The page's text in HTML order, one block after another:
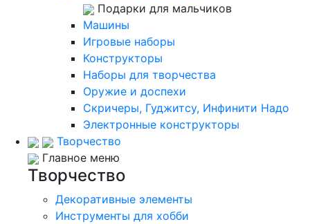
Подарки для мальчиков
Машины
Игровые наборы
Конструкторы
Наборы для творчества
Оружие и доспехи
Скричеры, Гуджитсу, Инфинити Надо
Электронные конструкторы
Творчество
Главное меню
Творчество
Декоративные элементы
Инструменты для хобби